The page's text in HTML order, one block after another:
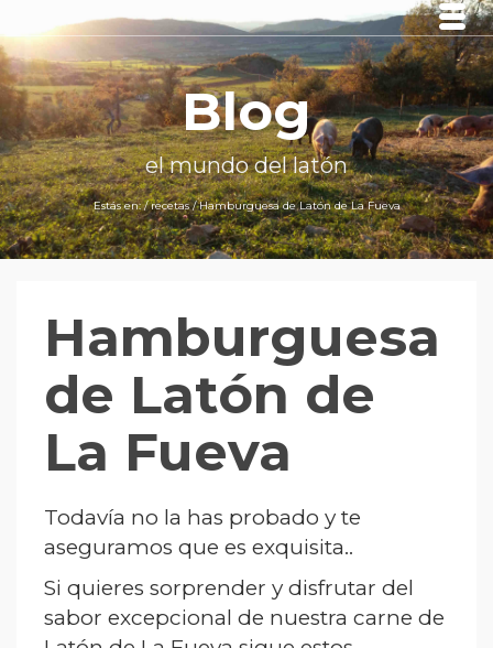
Blog
el mundo del latón
Estás en:/recetas/Hamburguesa de Latón de La Fueva
Hamburguesa
de Latón de
La Fueva
Todavía no la has probado y te
aseguramos que es exquisita..
Si quieres sorprender y disfrutar del
sabor excepcional de nuestra carne de